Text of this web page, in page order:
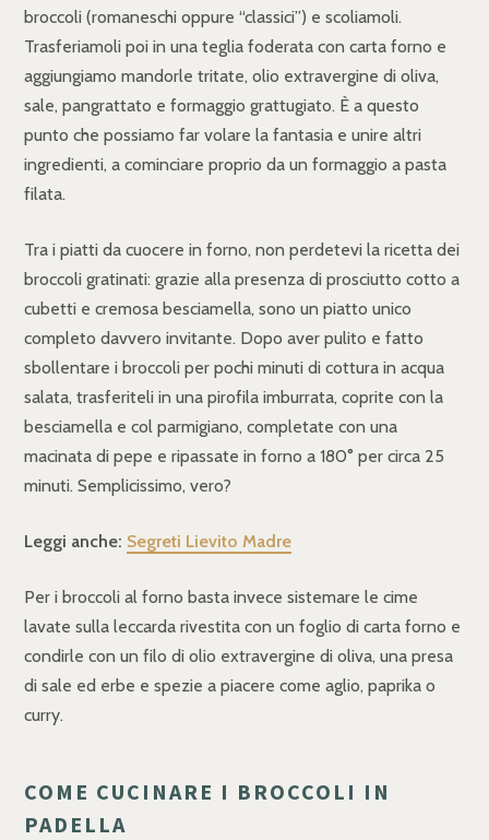
broccoli (romaneschi oppure “classici”) e scoliamoli.
Trasferiamoli poi in una teglia foderata con carta forno e
aggiungiamo mandorle tritate, olio extravergine di oliva,
sale, pangrattato e formaggio grattugiato. È a questo
punto che possiamo far volare la fantasia e unire altri
ingredienti, a cominciare proprio da un formaggio a pasta
filata.
Tra i piatti da cuocere in forno, non perdetevi la ricetta dei
broccoli gratinati: grazie alla presenza di prosciutto cotto a
cubetti e cremosa besciamella, sono un piatto unico
completo davvero invitante. Dopo aver pulito e fatto
sbollentare i broccoli per pochi minuti di cottura in acqua
salata, trasferiteli in una pirofila imburrata, coprite con la
besciamella e col parmigiano, completate con una
macinata di pepe e ripassate in forno a 180° per circa 25
minuti. Semplicissimo, vero?
Leggi anche: Segreti Lievito Madre
Per i broccoli al forno basta invece sistemare le cime
lavate sulla leccarda rivestita con un foglio di carta forno e
condirle con un filo di olio extravergine di oliva, una presa
di sale ed erbe e spezie a piacere come aglio, paprika o
curry.
COME CUCINARE I BROCCOLI IN
PADELLA